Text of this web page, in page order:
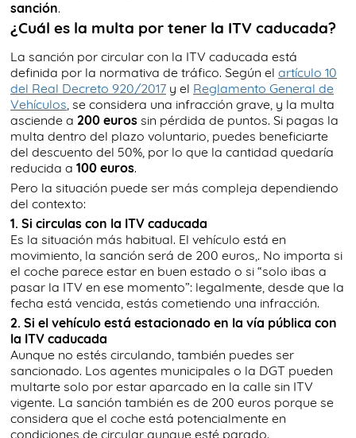
sanción.
¿Cuál es la multa por tener la ITV caducada?
La sanción por circular con la ITV caducada está
definida por la normativa de tráfico. Según el artículo 10
del Real Decreto 920/2017 y el Reglamento General de
Vehículos, se considera una infracción grave, y la multa
asciende a 200 euros sin pérdida de puntos. Si pagas la
multa dentro del plazo voluntario, puedes beneficiarte
del descuento del 50%, por lo que la cantidad quedaría
reducida a 100 euros.
Pero la situación puede ser más compleja dependiendo
del contexto:
1. Si circulas con la ITV caducada
Es la situación más habitual. El vehículo está en
movimiento, la sanción será de 200 euros,. No importa si
el coche parece estar en buen estado o si “solo ibas a
pasar la ITV en ese momento”: legalmente, desde que la
fecha está vencida, estás cometiendo una infracción.
2. Si el vehículo está estacionado en la vía pública con
la ITV caducada
Aunque no estés circulando, también puedes ser
sancionado. Los agentes municipales o la DGT pueden
multarte solo por estar aparcado en la calle sin ITV
vigente. La sanción también es de 200 euros porque se
considera que el coche está potencialmente en
condiciones de circular aunque esté parado.